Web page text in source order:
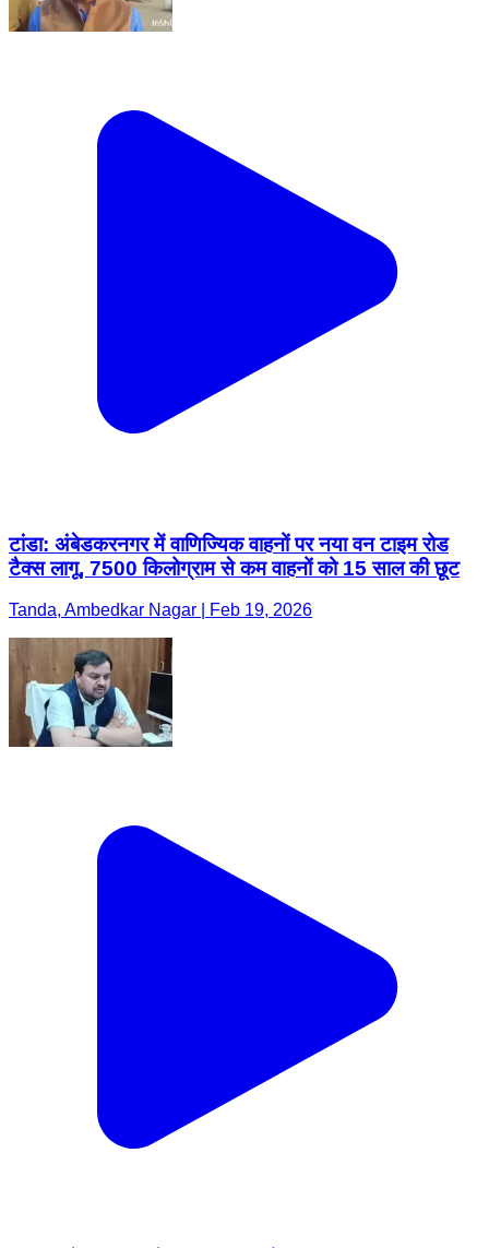
टांडा: अंबेडकरनगर में वाणिज्यिक वाहनों पर नया वन टाइम रोड
टैक्स लागू, 7500 किलोग्राम से कम वाहनों को 15 साल की छूट
Tanda, Ambedkar Nagar | Feb 19, 2026